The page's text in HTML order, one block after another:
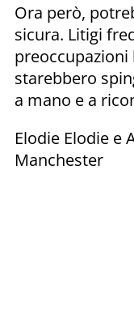
Ora però,
sicura. Litigi
preoccupazioni
starebbero
a mano e a
Elodie Elodie e
Manchester